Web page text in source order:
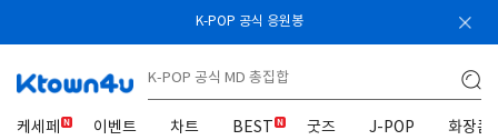
K-POP 공식 응원봉
케세페 이벤트 차트 BEST 굿즈 J-POP 화장품